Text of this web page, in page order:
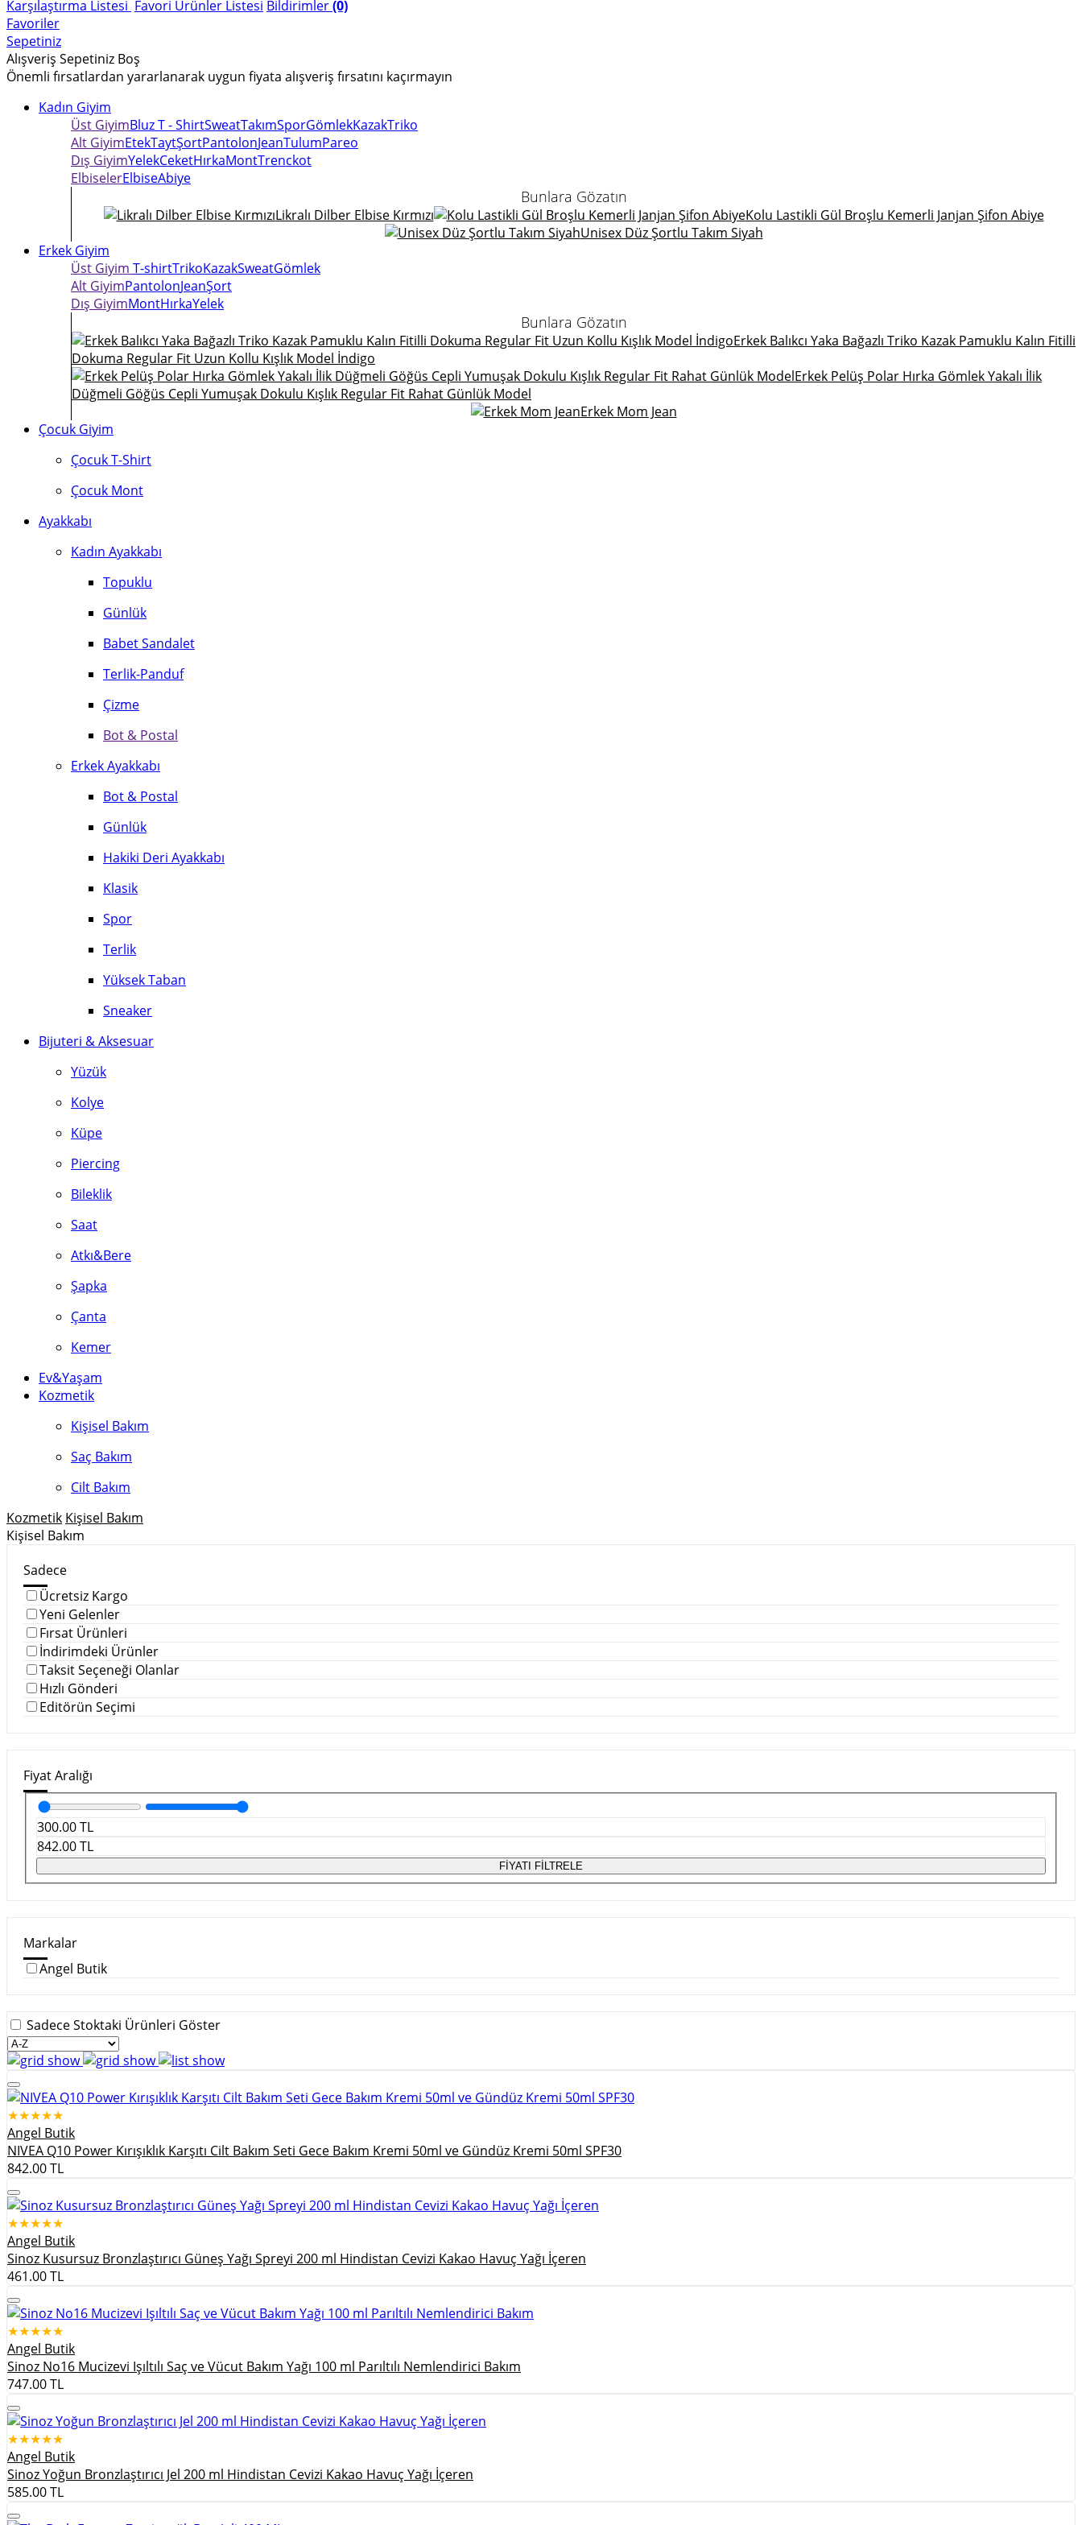
Karşılaştırma Listesi Favori Ürünler Listesi Bildirimler(0)
Favoriler
Sepetiniz
Alışveriş Sepetiniz Boş
Önemli fırsatlardan yararlanarak uygun fiyata alışveriş fırsatını kaçırmayın
Kadın Giyim
Üst GiyimBluzT - ShirtSweatTakımSporGömlekKazakTriko
Alt GiyimEtekTaytŞortPantolonJeanTulumPareo
Dış GiyimYelekCeketHırkaMontTrenckot
ElbiselerElbiseAbiye
Bunlara Gözatın
Likralı Dilber Elbise Kırmızı
Kolu Lastikli Gül Broşlu Kemerli Janjan Şifon Abiye
Unisex Düz Şortlu Takım Siyah
Erkek Giyim
Üst Giyim T-shirtTrikoKazakSweatGömlek
Alt GiyimPantolonJeanŞort
Dış GiyimMontHırkaYelek
Bunlara Gözatın
Erkek Balıkcı Yaka Bağazlı Triko Kazak Pamuklu Kalın Fitilli
Dokuma Regular Fit Uzun Kollu Kışlık Model İndigo
Erkek Pelüş Polar Hırka Gömlek Yakalı İlik
Düğmeli Göğüs Cepli Yumuşak Dokulu Kışlık Regular Fit Rahat Günlük Model
Erkek Mom Jean
Çocuk Giyim
Çocuk T-Shirt
Çocuk Mont
Ayakkabı
Kadın Ayakkabı
Topuklu
Günlük
Babet Sandalet
Terlik-Panduf
Çizme
Bot & Postal
Erkek Ayakkabı
Bot & Postal
Günlük
Hakiki Deri Ayakkabı
Klasik
Spor
Terlik
Yüksek Taban
Sneaker
Bijuteri & Aksesuar
Yüzük
Kolye
Küpe
Piercing
Bileklik
Saat
Atkı&Bere
Şapka
Çanta
Kemer
Ev&Yaşam
Kozmetik
Kişisel Bakım
Saç Bakım
Cilt Bakım
Kozmetik Kişisel Bakım
Kişisel Bakım
Sadece
Ücretsiz Kargo
Yeni Gelenler
Fırsat Ürünleri
İndirimdeki Ürünler
Taksit Seçeneği Olanlar
Hızlı Gönderi
Editörün Seçimi
Fiyat Aralığı
300.00TL
842.00TL
FİYATI FİLTRELE
Markalar
Angel Butik
Sadece Stoktaki Ürünleri Göster
★★★★★
Angel Butik
NIVEA Q10 Power Kırışıklık Karşıtı Cilt Bakım Seti Gece Bakım Kremi 50ml ve Gündüz Kremi 50ml SPF30
842.00TL
★★★★★
Angel Butik
Sinoz Kusursuz Bronzlaştırıcı Güneş Yağı Spreyi 200 ml Hindistan Cevizi Kakao Havuç Yağı İçeren
461.00TL
★★★★★
Angel Butik
Sinoz No16 Mucizevi Işıltılı Saç ve Vücut Bakım Yağı 100 ml Parıltılı Nemlendirici Bakım
747.00TL
★★★★★
Angel Butik
Sinoz Yoğun Bronzlaştırıcı Jel 200 ml Hindistan Cevizi Kakao Havuç Yağı İçeren
585.00TL